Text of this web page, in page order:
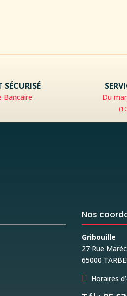
Bancaire Du
Nos
Gribouille
27 Rue
65000
 Horaires